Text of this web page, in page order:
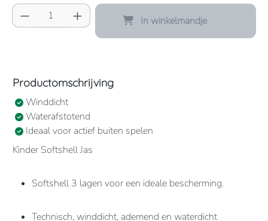
Producthoeveelheid: Voer de gewenste
In winkelmandje
Productomschrijving
Winddicht
Waterafstotend
Ideaal voor actief buiten spelen
Kinder Softshell Jas
Softshell 3 lagen voor een ideale bescherming.
Technisch, winddicht, ademend en waterdicht